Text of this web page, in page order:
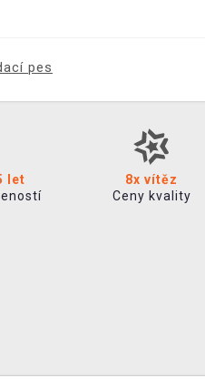
pes
let
8x vítěz
Ceny kvality